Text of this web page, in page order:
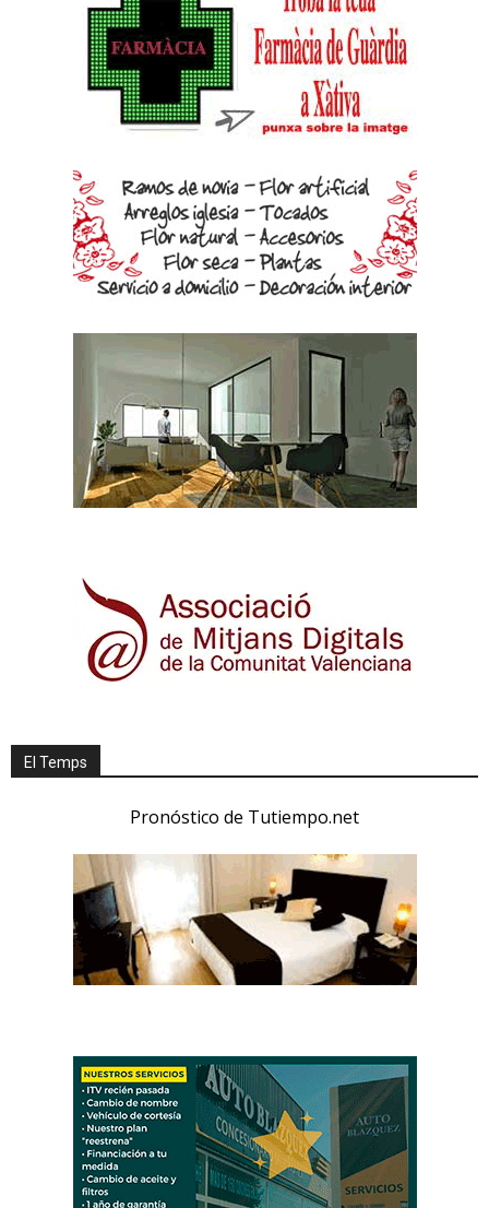
El Temps
Pronóstico de Tutiempo.net